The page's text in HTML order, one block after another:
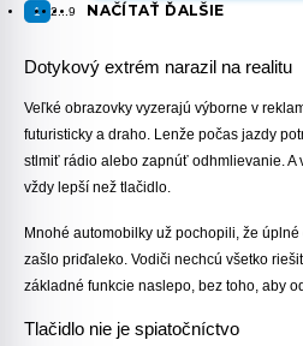
1 2 ... 9 NAČÍTAŤ ĎALŠIE
Dotykový extrém narazil na realitu
Veľké obrazovky vyzerajú výborne v
futuristicky a draho. Lenže počas jazdy
stlmiť rádio alebo zapnúť odhmlievanie. A
vždy lepší než tlačidlo.
Mnohé automobilky už pochopili, že
zašlo priďaleko. Vodiči nechcú všetko
základné funkcie naslepo, bez toho, aby
Tlačidlo nie je spiatočníctvo